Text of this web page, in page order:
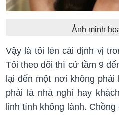
Ảnh minh
Vậy là tôi lén cài định vị
Tôi theo dõi thì cứ tầm 9
lại đến một nơi không phải
phải là nhà nghỉ hay
linh tính không lành.